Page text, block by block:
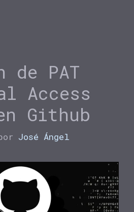
de PAT
Access
Github
José Ángel